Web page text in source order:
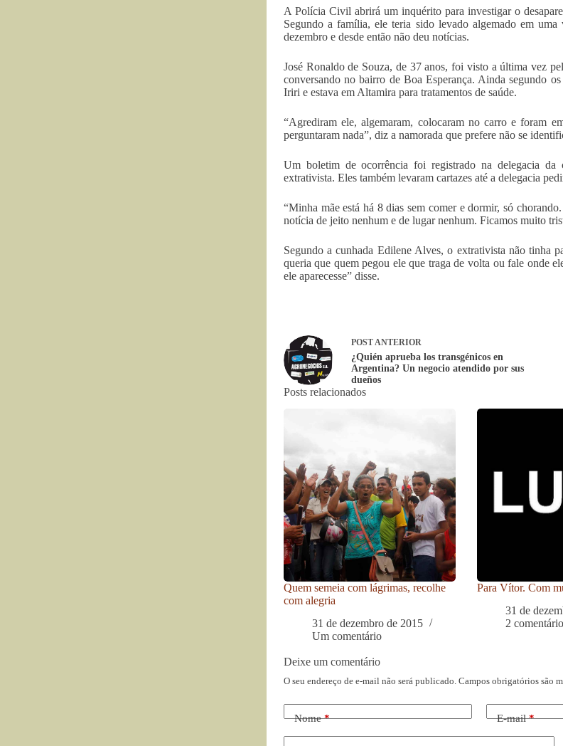
A Polícia Civil abrirá um inquérito para investigar o
Segundo a família, ele teria sido levado algemado em
dezembro e desde então não deu notícias.
José Ronaldo de Souza, de 37 anos, foi visto a última vez
conversando no bairro de Boa Esperança. Ainda segundo
Iriri e estava em Altamira para tratamentos de saúde.
“Agrediram ele, algemaram, colocaram no carro e foram
perguntaram nada”, diz a namorada que prefere não se
Um boletim de ocorrência foi registrado na delegacia da
extrativista. Eles também levaram cartazes até a delegacia
“Minha mãe está há 8 dias sem comer e dormir, só
notícia de jeito nenhum e de lugar nenhum. Ficamos muito
Segundo a cunhada Edilene Alves, o extrativista não tinha
queria que quem pegou ele que traga de volta ou fale onde
ele aparecesse” disse.
POSTANTERIOR
¿Quién aprueba los transgénicos en
Argentina? Un negocio atendido por sus
dueños
Posts relacionados
Quem semeia com lágrimas, recolhe
com alegria
31 de dezembro de 2015
Um comentário
Para Vítor. Com
31 de
2
Deixe um comentário
O seu endereço de e-mail não será publicado. Campos obrigatórios são
Nome* E-mail*